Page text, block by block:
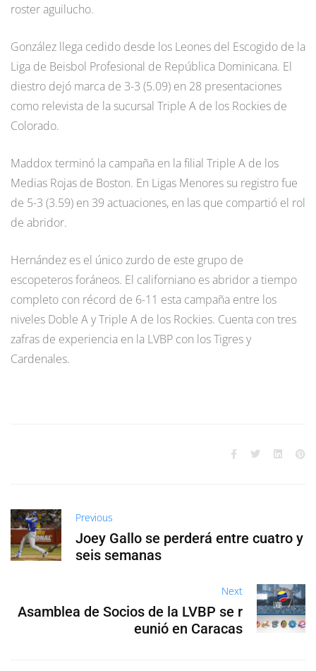
roster aguilucho.
González llega cedido desde los Leones del Escogido de la
Liga de Beisbol Profesional de República Dominicana. El
diestro dejó marca de 3-3 (5.09) en 28 presentaciones
como relevista de la sucursal Triple A de los Rockies de
Colorado.
Maddox terminó la campaña en la filial Triple A de los
Medias Rojas de Boston. En Ligas Menores su registro fue
de 5-3 (3.59) en 39 actuaciones, en las que compartió el rol
de abridor.
Hernández es el único zurdo de este grupo de
escopeteros foráneos. El californiano es abridor a tiempo
completo con récord de 6-11 esta campaña entre los
niveles Doble A y Triple A de los Rockies. Cuenta con tres
zafras de experiencia en la LVBP con los Tigres y
Cardenales.
Previous
Joey Gallo se perderá entre cuatro y
seis semanas
Next
Asamblea de Socios de la LVBP se r
eunió en Caracas